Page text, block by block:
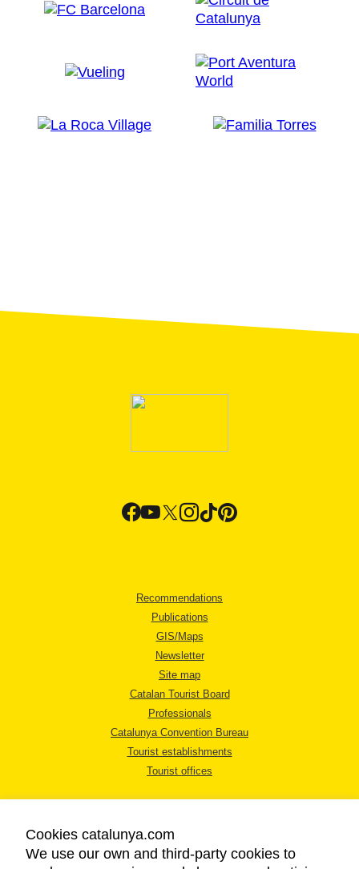
Recommendations
Publications
GIS/Maps
Newsletter
Site map
Catalan Tourist Board
Professionals
Catalunya Convention Bureau
Tourist establishments
Tourist offices
Cookies catalunya.com
We use our own and third-party cookies to